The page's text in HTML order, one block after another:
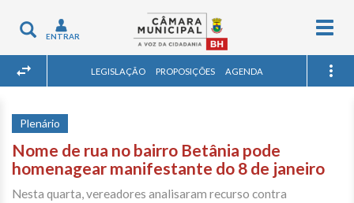
Toggle
navigation
ENTRAR
LEGISLAÇÃO PROPOSIÇÕES AGENDA
Plenário
Nome de rua no bairro Betânia pode
homenagear manifestante do 8 de janeiro
Nesta quarta, vereadores analisaram recurso contra